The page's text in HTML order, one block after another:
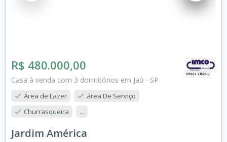
R$ 480.000,00
Casa à venda com 3 dormitórios em Jaú - SP
Área de Lazer
área De Serviço
Churrasqueira
...
Jardim América